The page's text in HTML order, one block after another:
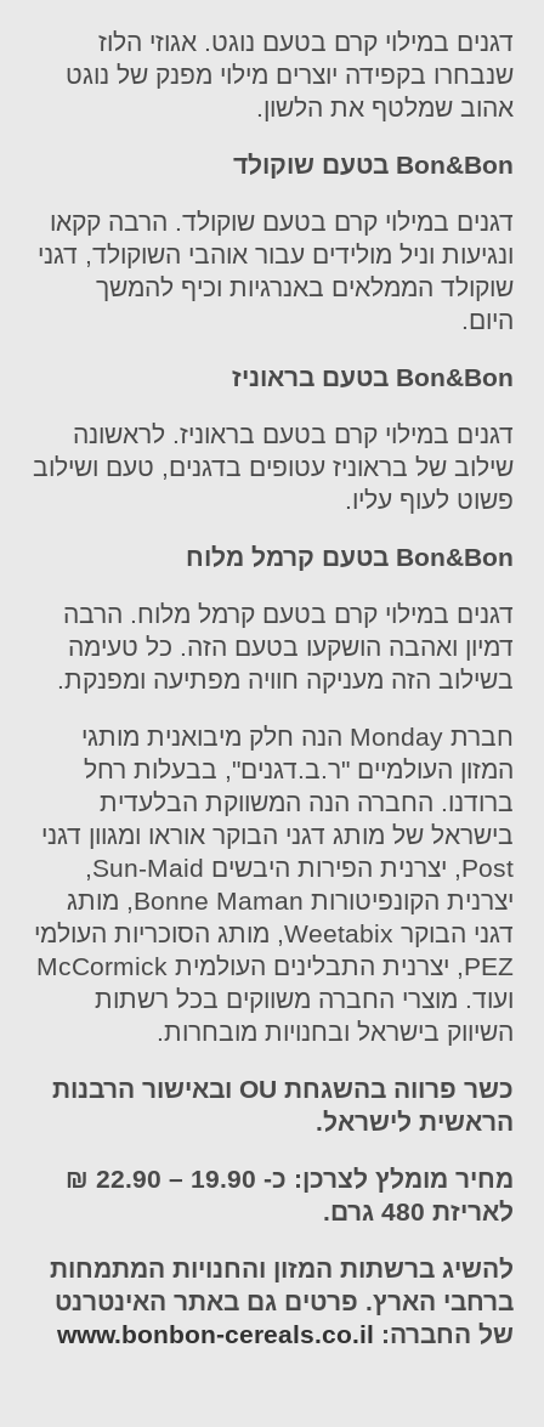
דגנים במילוי קרם בטעם נוגט. אגוזי הלוז
שנבחרו בקפידה יוצרים מילוי מפנק של נוגט
אהוב שמלטף את הלשון.
Bon&Bon בטעם שוקולד
דגנים במילוי קרם בטעם שוקולד. הרבה קקאו
ונגיעות וניל מולידים עבור אוהבי השוקולד, דגני
שוקולד הממלאים באנרגיות וכיף להמשך
היום.
Bon&Bon בטעם בראוניז
דגנים במילוי קרם בטעם בראוניז. לראשונה
שילוב של בראוניז עטופים בדגנים, טעם ושילוב
פשוט לעוף עליו.
Bon&Bon בטעם קרמל מלוח
דגנים במילוי קרם בטעם קרמל מלוח. הרבה
דמיון ואהבה הושקעו בטעם הזה. כל טעימה
בשילוב הזה מעניקה חוויה מפתיעה ומפנקת.
חברת Monday הנה חלק מיבואנית מותגי
המזון העולמיים "ר.ב.דגנים", בבעלות רחל
ברודנו. החברה הנה המשווקת הבלעדית
בישראל של מותג דגני הבוקר אוראו ומגוון דגני
Post, יצרנית הפירות היבשים Sun-Maid,
יצרנית הקונפיטורות Bonne Maman, מותג
דגני הבוקר Weetabix, מותג הסוכריות העולמי
PEZ, יצרנית התבלינים העולמית McCormick
ועוד. מוצרי החברה משווקים בכל רשתות
השיווק בישראל ובחנויות מובחרות.
כשר פרווה בהשגחת OU ובאישור הרבנות
הראשית לישראל.
מחיר מומלץ לצרכן: כ- 19.90 – 22.90 ₪
לאריזת 480 גרם.
להשיג ברשתות המזון והחנויות המתמחות
ברחבי הארץ. פרטים גם באתר האינטרנט
של החברה: www.bonbon-cereals.co.il